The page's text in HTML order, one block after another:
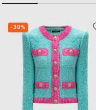
- 39%